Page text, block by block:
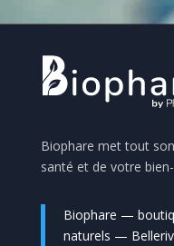
Biophare met tout
santé et de votre
Biophare —
naturels —